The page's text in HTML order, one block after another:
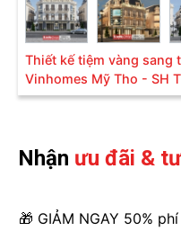
Thiết kế tiệm vàng sang
Vinhomes Mỹ Tho - SH
Nhận ưu đãi &
🎁 GIẢM NGAY 50% phí